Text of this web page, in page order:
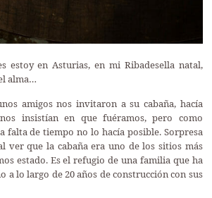
estoy en Asturias, en mi Ribadesella natal,
alma…
amigos nos invitaron a su cabaña, hacía
insistían en que fuéramos, pero como
falta de tiempo no lo hacía posible. Sorpresa
ver que la cabaña era uno de los sitios más
estado. Es el refugio de una familia que ha
a lo largo de 20 años de construcción con sus